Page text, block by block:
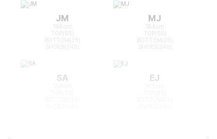
JM
166cm
TOP(55)
BOTTOM(25)
MJ
164cm
TOP(55)
BOTTOM(26)
SA EJ